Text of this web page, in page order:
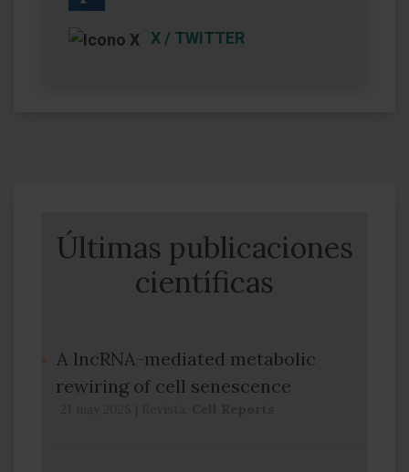
X / TWITTER
Últimas publicaciones
científicas
A lncRNA-mediated metabolic
rewiring of cell senescence